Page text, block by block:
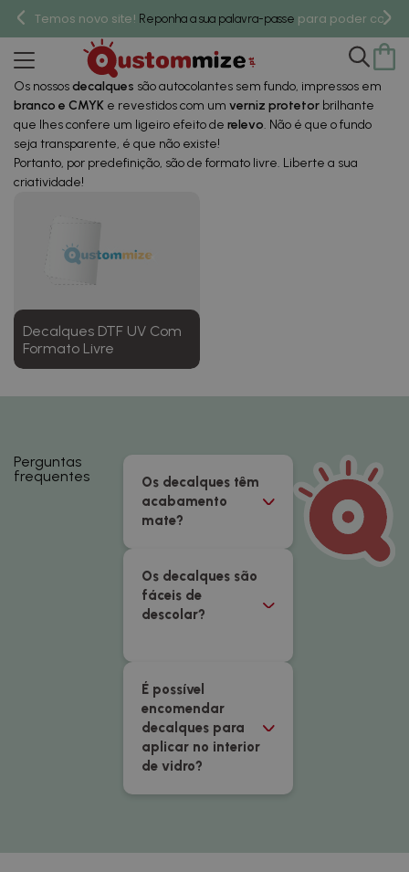
Temos novo site! Reponha a sua palavra-passe para poder
DTF UV - Decalques
Personalizados (autocolantes
Sem Fundo)
Os nossosdecalques são autocolantes sem fundo, impressos em
branco e CMYK e revestidos com um verniz protetor brilhante
que lhes confere um ligeiro efeito de relevo. Não é que o fundo
seja transparente, é que não existe!
Portanto, por predefinição, são de formato livre. Liberte a sua
criatividade!
Decalques DTF UV Com
Formato Livre
Perguntas
frequentes
Os decalques têm
acabamento
mate?
Os decalques são
fáceis de
descolar?
É possível
encomendar
decalques para
aplicar no interior
de vidro?